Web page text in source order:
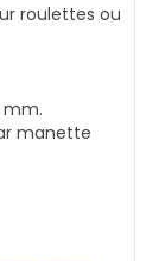
roulettes ou
mm.
manette